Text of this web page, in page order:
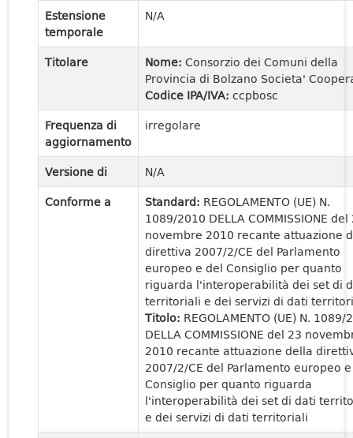
Estensione
temporale
N/A
Titolare Nome: Consorzio dei Comuni della
Provincia di Bolzano Societa'
Codice IPA/IVA: ccpbosc
Frequenza di
aggiornamento
irregolare
Versione di
N/A
Conforme a
Standard: REGOLAMENTO (UE) N.
1089/2010 DELLA COMMISSIONE del
novembre 2010 recante attuazione
direttiva 2007/2/CE del Parlamento
europeo e del Consiglio per quanto
riguarda l'interoperabilità dei set di
territoriali e dei servizi di dati
Titolo: REGOLAMENTO (UE) N. 1089/
DELLA COMMISSIONE del 23
2010 recante attuazione della
2007/2/CE del Parlamento europeo
Consiglio per quanto riguarda
l'interoperabilità dei set di dati
e dei servizi di dati territoriali